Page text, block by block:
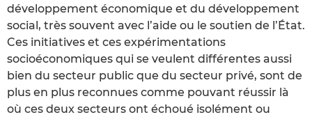
développement économique et du développement
social, très souvent avec l’aide ou le soutien de l’État.
Ces initiatives et ces expérimentations
socioéconomiques qui se veulent différentes aussi
bien du secteur public que du secteur privé, sont de
plus en plus reconnues comme pouvant réussir là
où ces deux secteurs ont échoué isolément ou